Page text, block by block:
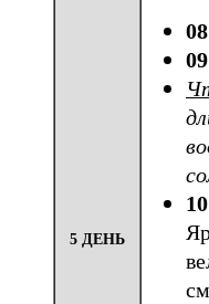
5 ДЕНЬ